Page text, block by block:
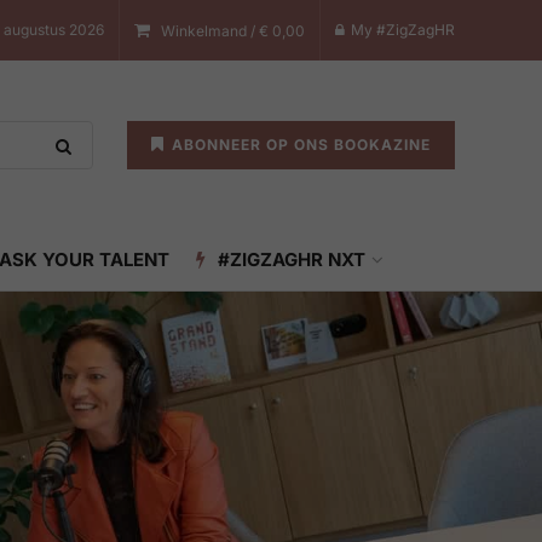
2026 Winkelmand / € 0,00 My #ZigZagHR
ABONNEER OP ONS BOOKAZINE
YOUR TALENT #ZIGZAGHR NXT